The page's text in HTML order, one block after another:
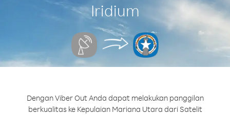
Iridium
Dengan Viber Out Anda dapat melakukan panggilan
berkualitas ke Kepulaian Mariana Utara dari Satelit